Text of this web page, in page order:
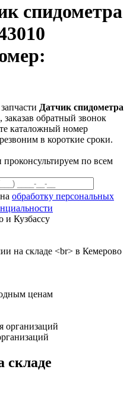
спидометра
Датчик спидометра
заказав обратный звонок
каталожный номер
в короткие сроки.
по всем
обработку персональных
складе